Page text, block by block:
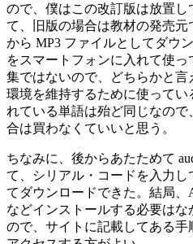
ので、僕はこの改訂版は放置
て、旧版の場合は教材の発売元
から MP3 ファイルとしてダウ
をスマートフォンに入れて使
集ではないので、どちらかと言
環境を維持するために使って
れている単語は殆ど同じなの
合は買わなくていいと思う。
ちなみに、後からあたためて
て、シリアル・コードを入力し
てダウンロードできた。結局、
などインストールする必要は
ので、サイトに記載してある手